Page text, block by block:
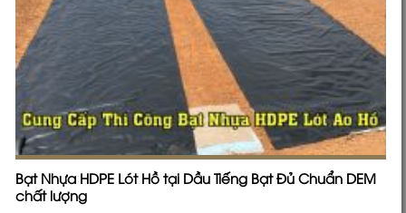
Bạt Nhựa HDPE Lót Hồ tại Dầu Tiếng Bạt Đủ Chuẩn DEM
chất lượng